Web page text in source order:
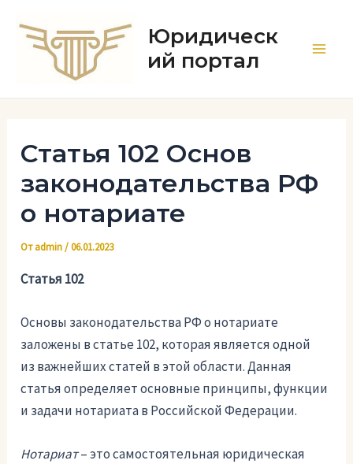
содержимому
Юридическ
ий портал
Статья 102 Основ
законодательства РФ
о нотариате
Отadmin/06.01.2023
Статья 102
Основы законодательства РФ о нотариате
заложены в статье 102, которая является одной
из важнейших статей в этой области. Данная
статья определяет основные принципы, функции
и задачи нотариата в Российской Федерации.
Нотариат– это самостоятельная юридическая